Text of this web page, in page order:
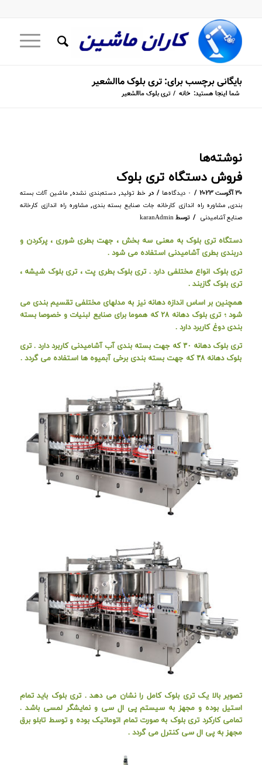
بایگانی برچسب برای: تری بلوک ماالشعیر
شما اینجا هستید: خانه / تری بلوک ماالشعیر
نوشته‌ها
فروش دستگاه تری بلوک
۳۰ آگوست ۲۰۲۳ / ۰ دیدگاه‌ها / در خط تولید, دسته‌بندی نشده, ماشین آلات بسته
بندی, مشاوره راه اندازی کارخانه جات صنایع بسته بندی, مشاوره راه اندازی کارخانه
صنایع آشامیدنی / توسط karanAdmin
دستگاه تری بلوک به معنی سه بخش ، جهت بطری شوری ، پرکردن و
دربندی بطری آشامیدنی استفاده می شود .
تری بلوک انواع مختلفی دارد . تری بلوک بطری پت ، تری بلوک شیشه ،
تری بلوک گازبند .
همچنین بر اساس اندازه دهانه نیز به مدلهای مختلفی تقسیم بندی می
شود ؛ تری بلوک دهانه ۲۸ که هموما برای صنایع لبنیات و خصوصا بسته
بندی دوغ کاربرد دارد .
تری بلوک دهانه ۳۰ که جهت بسته بندی آب آشامیدنی کاربرد دارد . تری
بلوک دهانه ۳۸ که جهت بسته بندی برخی آبمیوه ها استفاده می گردد .
تصویر بالا یک تری بلوک کامل را نشان می دهد . تری بلوک باید تمام
استیل بوده و مجهز به سیستم پی ال سی و نمایشگر لمسی باشد .
تمامی کارکرد تری بلوک به صورت تمام اتوماتیک بوده و توسط تابلو برق
مجهز به پی ال سی کنترل می گردد .